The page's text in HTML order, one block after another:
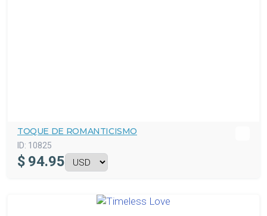
TOQUE DE ROMANTICISMO
ID: 10825
$ 94.95